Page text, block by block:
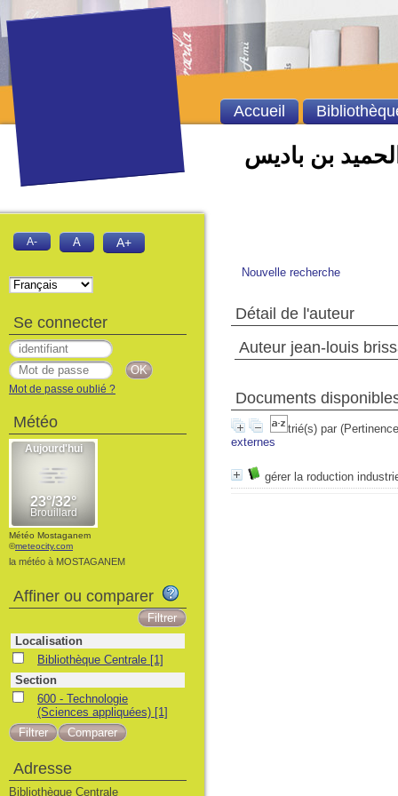
بن باديس
Nouvelle recherche
Détail de l'auteur
Auteur jean-louis
Documents
trié(s) par
externes
gérer la roduction
Accueil
A- A A+
Se connecter
Mot de passe oublié ?
Météo
Météo Mostaganem
©meteocity.com
la météo à MOSTAGANEM
Affiner ou comparer
Localisation
Bibliothèque Centrale [1]
Section
600 - Technologie
(Sciences appliquées) [1]
Adresse
Bibliothèque Centrale